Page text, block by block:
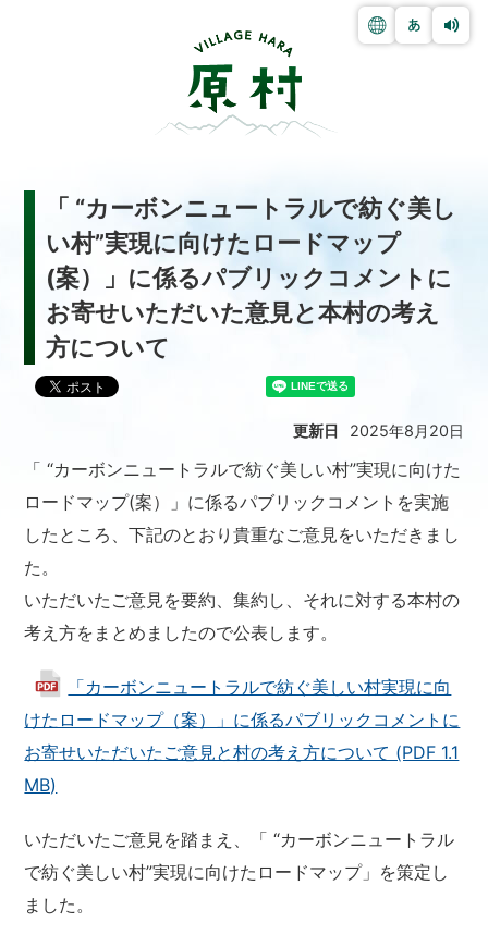
「 “カーボンニュートラルで紡ぐ美し
い村”実現に向けたロードマップ
(案）」に係るパブリックコメントに
お寄せいただいた意見と本村の考え
方について
更新日 2025年8月20日
「 “カーボンニュートラルで紡ぐ美しい村”実現に向けた
ロードマップ(案）」に係るパブリックコメントを実施
したところ、下記のとおり貴重なご意見をいただきまし
た。
いただいたご意見を要約、集約し、それに対する本村の
考え方をまとめましたので公表します。
「カーボンニュートラルで紡ぐ美しい村実現に向
けたロードマップ（案）」に係るパブリックコメントに
お寄せいただいたご意見と村の考え方について (PDF 1.1
MB)
いただいたご意見を踏まえ、「 “カーボンニュートラル
で紡ぐ美しい村”実現に向けたロードマップ」を策定し
ました。